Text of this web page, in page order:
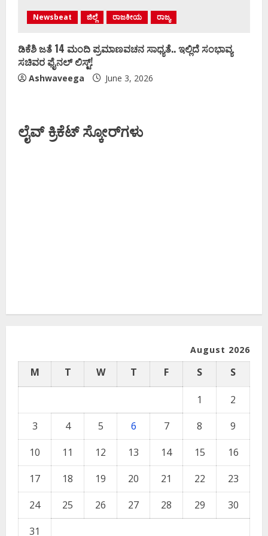
Newsbeat ಜಿಲ್ಲೆ ರಾಜಕೀಯ ರಾಜ್ಯ
ಡಿಕೆಶಿ ಜತೆ 14 ಮಂದಿ ಪ್ರಮಾಣವಚನ ಸಾಧ್ಯತೆ.. ಇಲ್ಲಿದೆ ಸಂಭಾವ್ಯ
ಸಚಿವರ ಫೈನಲ್ ಲಿಸ್ಟ್‌!
Ashwaveega June 3, 2026
ಲೈವ್ ಕ್ರಿಕೆಟ್ ಸ್ಕೋರ್‌ಗಳು
August 2026
M T W T F S S
1
2
3
4 5 6 7 8
9
10
11 12 13 14 15
16
17
18 19 20 21 22
23
24
25 26 27 28 29
30
31